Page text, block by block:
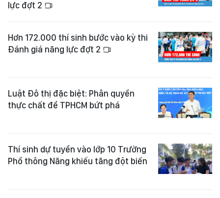
lực đợt 2
Hơn 172.000 thí sinh bước vào kỳ thi
Đánh giá năng lực đợt 2
Luật Đô thị đặc biệt: Phân quyền
thực chất để TPHCM bứt phá
Thí sinh dự tuyển vào lớp 10 Trường
Phổ thông Năng khiếu tăng đột biến